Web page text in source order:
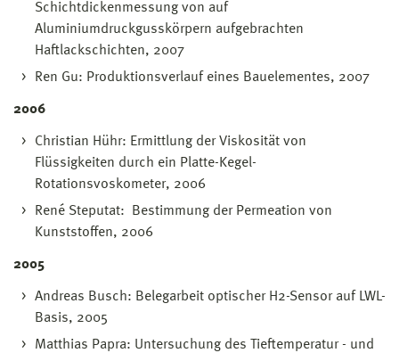
Schichtdickenmessung von auf
Aluminiumdruckgusskörpern aufgebrachten
Haftlackschichten, 2007
Ren Gu: Produktionsverlauf eines Bauelementes, 2007
2006
Christian Hühr: Ermittlung der Viskosität von
Flüssigkeiten durch ein Platte-Kegel-
Rotationsvoskometer, 2006
René Steputat: Bestimmung der Permeation von
Kunststoffen, 2006
2005
Andreas Busch: Belegarbeit optischer H2-Sensor auf LWL-
Basis, 2005
Matthias Papra: Untersuchung des Tieftemperatur - und